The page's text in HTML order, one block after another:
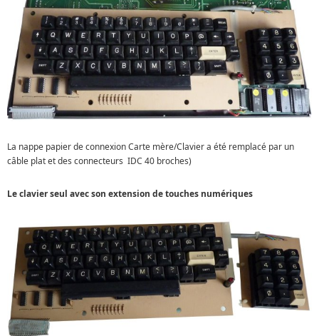
La nappe papier de connexion Carte mère/Clavier a été remplacé par un
câble plat et des connecteurs IDC 40 broches)
Le clavier seul avec son extension de touches numériques